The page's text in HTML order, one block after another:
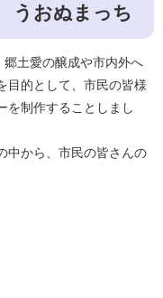
うおぬまっち
土愛の醸成や市内外へ
目的として、市民の皆様
を制作することしまし
中から、市民の皆さんの